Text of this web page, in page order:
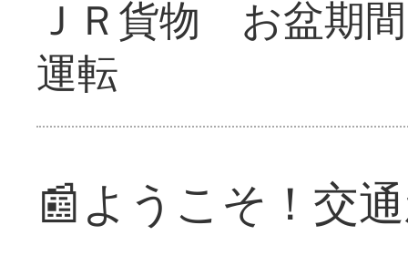
ＪＲ貨物 お盆期
運転
📰ようこそ！交